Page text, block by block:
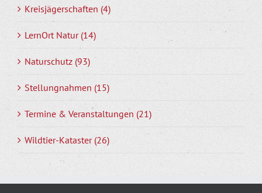
Kreisjägerschaften (4)
LernOrt Natur (14)
Naturschutz (93)
Stellungnahmen (15)
Termine & Veranstaltungen (21)
Wildtier-Kataster (26)